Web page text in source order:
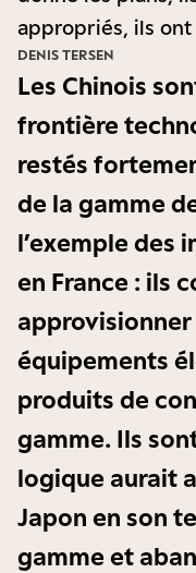
appropriés, ils ont
Les Chinois
frontière
restés
de la gamme
l’exemple des
en France : ils
équipements
produits de
gamme. Ils
logique aurait
Japon en son
gamme et
DENIS TERSEN